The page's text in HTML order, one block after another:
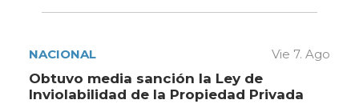
NACIONAL Vie 7. Ago
Obtuvo media sanción la Ley de
Inviolabilidad de la Propiedad Privada